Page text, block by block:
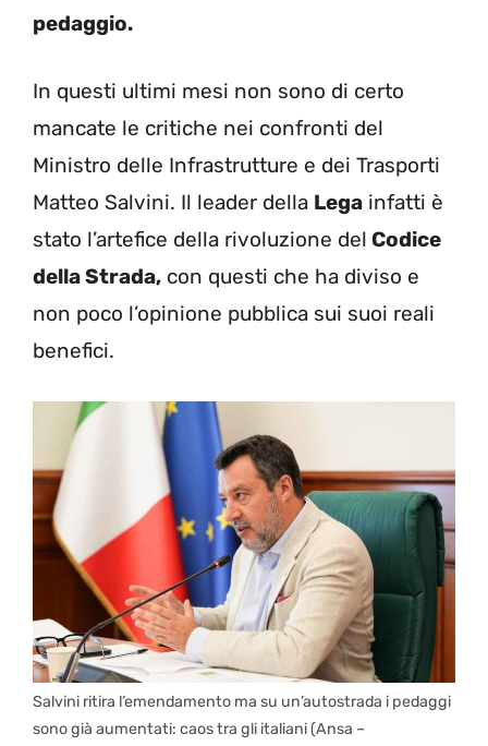
pedaggio.
In questi ultimi mesi non sono di certo
mancate le critiche nei confronti del
Ministro delle Infrastrutture e dei Trasporti
Matteo Salvini. Il leader della Lega infatti è
stato l’artefice della rivoluzione del Codice
della Strada, con questi che ha diviso e
non poco l’opinione pubblica sui suoi reali
benefici.
Salvini ritira l’emendamento ma su un’autostrada i pedaggi
sono già aumentati: caos tra gli italiani (Ansa –